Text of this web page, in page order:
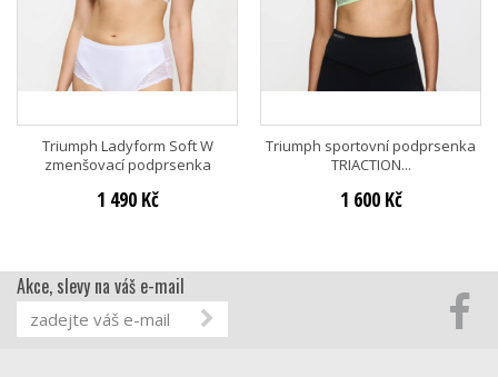
Triumph Ladyform Soft W
zmenšovací podprsenka
1 490 Kč
Triumph sportovní podprsenka
TRIACTION...
1 600 Kč
Akce, slevy na váš e-mail